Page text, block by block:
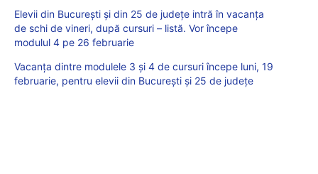
Elevii din București și din 25 de județe intră în vacanța
de schi de vineri, după cursuri – listă. Vor începe
modulul 4 pe 26 februarie
Vacanța dintre modulele 3 și 4 de cursuri începe luni, 19
februarie, pentru elevii din București și 25 de județe